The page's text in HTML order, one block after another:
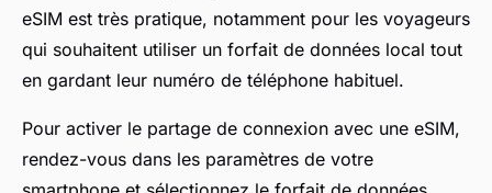
eSIM est très pratique, notamment pour les voyageurs
qui souhaitent utiliser un forfait de données local tout
en gardant leur numéro de téléphone habituel.
Pour activer le partage de connexion avec une eSIM,
rendez-vous dans les paramètres de votre